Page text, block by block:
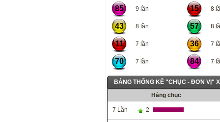
85 9 lần 15 8
43 8 lần 57 8
11 7 lần 36 7
70 7 lần 84 7
BẢNG THỐNG KÊ "CHỤC - ĐƠN VỊ"
Hàng chục
7 Lần 2